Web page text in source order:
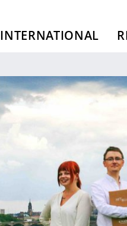
INTERNATIONAL